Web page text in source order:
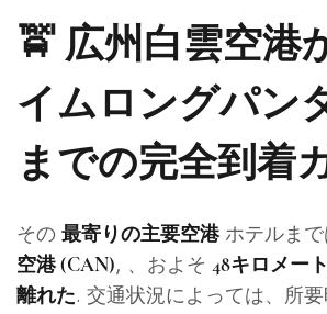
🚖 広州白雲空港
イムロングパン
までの完全到着
その 最寄りの主要空港ホテルまで
空港 (CAN), 、およそ 48キロメー
離れた. 交通状況によっては、所